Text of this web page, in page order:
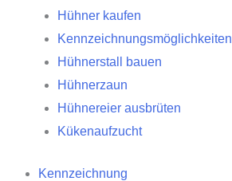
Hühner kaufen
Kennzeichnungsmöglichkeiten
Hühnerstall bauen
Hühnerzaun
Hühnereier ausbrüten
Kükenaufzucht
Kennzeichnung